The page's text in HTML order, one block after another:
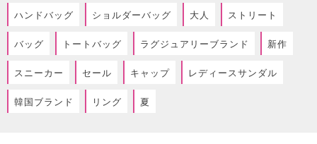
ハンドバッグ ショルダーバッグ 大人 ストリート
バッグ トートバッグ ラグジュアリーブランド 新作
スニーカー セール キャップ レディースサンダル
韓国ブランド リング 夏